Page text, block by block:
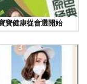
寶健康從會選開始